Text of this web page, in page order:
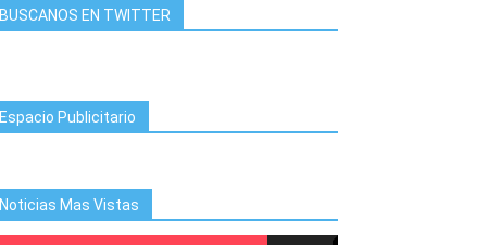
BUSCANOS EN TWITTER
Espacio Publicitario
Noticias Mas Vistas